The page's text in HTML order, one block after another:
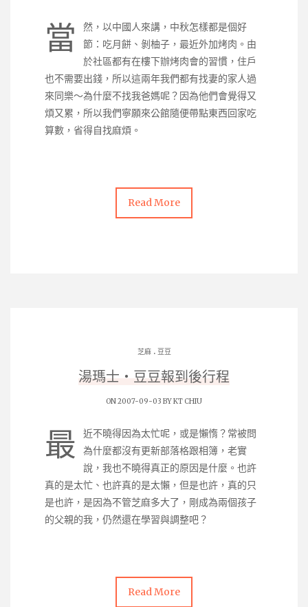
當
然，以中國人來講，中秋怎樣都是個好
節：吃月餅、剝柚子，最近外加烤肉。由
於社區都有在樓下辦烤肉會的習慣，住戶
也不需要出錢，所以這兩年我們都有找妻的家人過
來同樂～為什麼不找我爸媽呢？因為他們會覺得又
煩又累，所以我們寧願來公館隨便帶點東西回家吃
算數，省得自找麻煩。
Read More
芝麻. 豆豆
湯瑪士‧豆豆報到後行程
ON 2007-09-03 BYKT CHIU
最
近不曉得因為太忙呢，或是懶惰？常被問
為什麼都沒有更新部落格跟相簿，老實
說，我也不曉得真正的原因是什麼。也許
真的是太忙、也許真的是太懶，但是也許，真的只
是也許，是因為不管芝麻多大了，剛成為兩個孩子
的父親的我，仍然還在學習與調整吧？
Read More